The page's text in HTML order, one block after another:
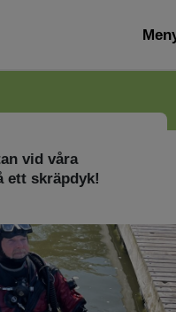
vid våra
ett skräpdyk!